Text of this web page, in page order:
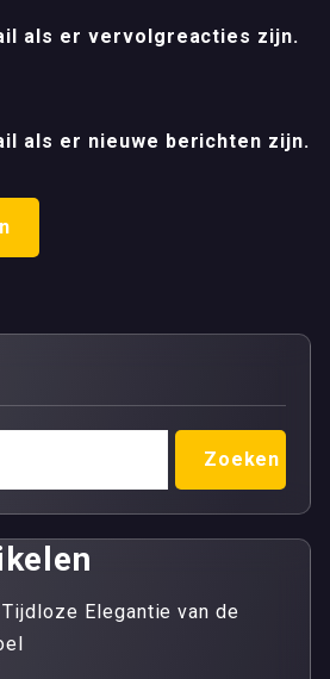
als er vervolgreacties zijn.
als er nieuwe berichten zijn.
Zoeken
Elegantie van de